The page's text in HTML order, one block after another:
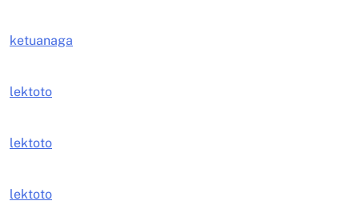
ketuanaga
lektoto
lektoto
lektoto